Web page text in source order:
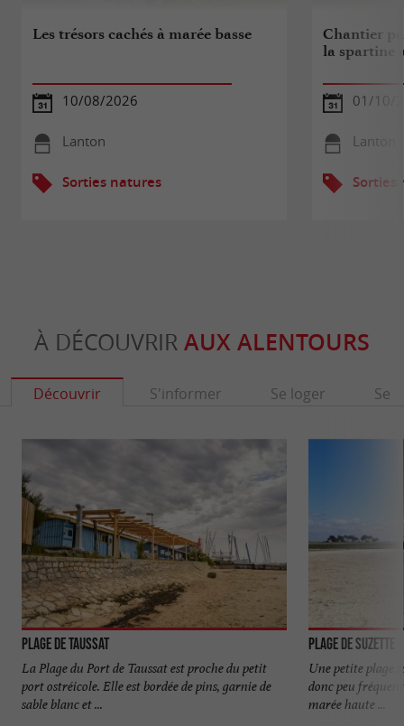
Les trésors cachés à marée basse
10/08/2026
Lanton
Sorties natures
Chantier
la spartine
01/10/
Lanton
Sorties
À DÉCOUVRIR AUX ALENTOURS
Découvrir S'informer Se loger Se
Plage de Taussat
La Plage du Port de Taussat est proche du petit
port ostréicole. Elle est bordée de pins, garnie de
sable blanc et ...
Plage de Suzette
Une petite plage
donc peu
marée haute ...